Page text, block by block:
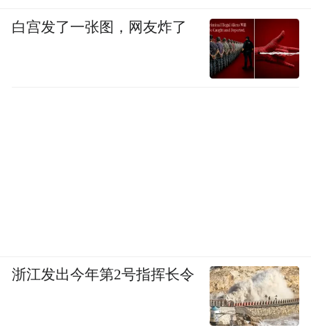
白宫发了一张图，网友炸了
浙江发出今年第2号指挥长令